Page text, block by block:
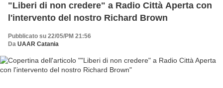
"Liberi di non credere" a Radio Città Aperta con
l'intervento del nostro Richard Brown
Pubblicato su 22/05/PM 21:56
Da UAAR Catania